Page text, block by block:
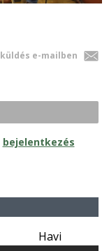
küldés e-mailben
bejelentkezés
Havi